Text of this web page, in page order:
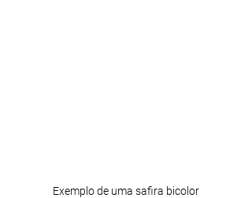
Exemplo de uma safira bicolor